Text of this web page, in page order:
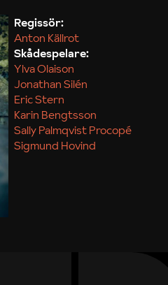
Regissör:
Anton Källrot
Skådespelare:
Ylva Olaison
Jonathan Silén
Eric Stern
Karin Bengtsson
Sally Palmqvist Procopé
Sigmund Hovind